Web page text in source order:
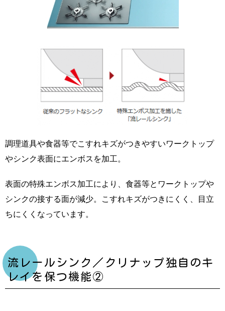
調理道具や食器等でこすれキズがつきやすいワークトップ
やシンク表面にエンボスを加工。
表面の特殊エンボス加工により、食器等とワークトップや
シンクの接する面が減少。こすれキズがつきにくく、目立
ちにくくなっています。
流レールシンク／クリナップ独自のキ
レイを保つ機能②